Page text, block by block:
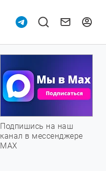
Подпишись на наш
канал в мессенджере
МАХ